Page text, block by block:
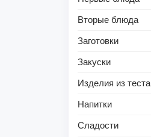
Вторые блюда
Заготовки
Закуски
Изделия из теста
Напитки
Сладости